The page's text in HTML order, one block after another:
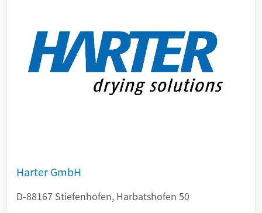
Harter GmbH
D-88167 Stiefenhofen, Harbatshofen 50